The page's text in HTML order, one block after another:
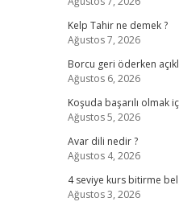
Kelp Tahir ne demek ?
Ağustos 7, 2026
Borcu geri öderken
Ağustos 6, 2026
Koşuda başarılı olmak
Ağustos 5, 2026
Avar dili nedir ?
Ağustos 4, 2026
4 seviye kurs bitirme
Ağustos 3, 2026